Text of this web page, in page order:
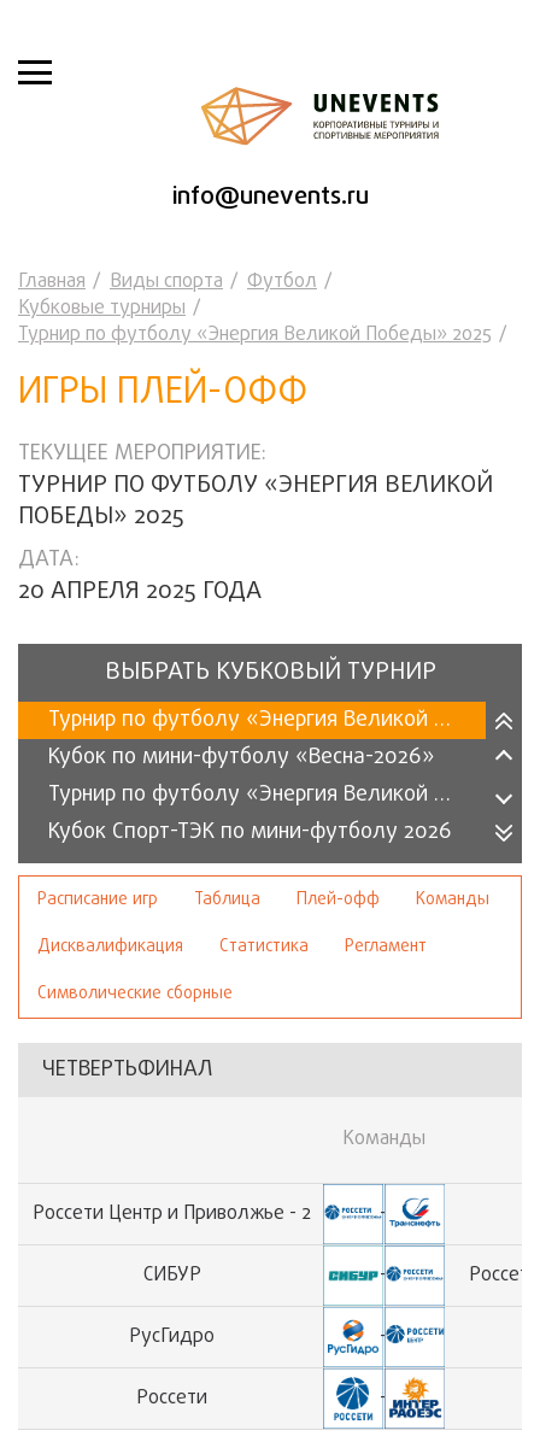
info@unevents.ru
Главная Виды спорта
Футбол
Кубковые турниры
Турнир по футболу «Энергия Великой Победы» 2025
ИГРЫ ПЛЕЙ-ОФФ
ТЕКУЩЕЕ МЕРОПРИЯТИЕ:
ТУРНИР ПО ФУТБОЛУ «ЭНЕРГИЯ ВЕЛИКОЙ
ПОБЕДЫ» 2025
ДАТА:
20 АПРЕЛЯ 2025 ГОДА
ВЫБРАТЬ КУБКОВЫЙ ТУРНИР
Турнир по футболу «Энергия Великой Победы» 2025
Кубок по мини-футболу «Весна-2026»
Турнир по футболу «Энергия Великой Победы» 2026
Кубок Спорт-ТЭК по мини-футболу 2026
«Кубок Зима» (2026)
«Кубок энергетика» по мини-футболу (2025)
Кубок по мини-футболу «Осень-2025»
Кубок по мини-футболу «Весна-2025»
Кубок Спорт-ТЭК по мини-футболу 2025
Расписание игр Таблица Плей-офф
Команды
Дисквалификация
Статистика
Регламент
Символические сборные
ЧЕТВЕРТЬФИНАЛ
Команды
Россети Центр и Приволжье - 2 -
СИБУР -
РусГидро -
Россети -